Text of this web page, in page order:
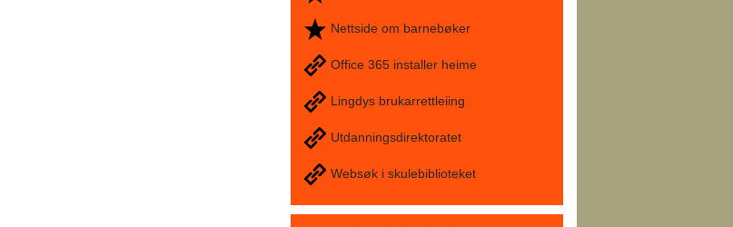
Nettside om barnebøker
Office 365 installer heime
Lingdys brukarrettleiing
Utdanningsdirektoratet
Websøk i skulebiblioteket